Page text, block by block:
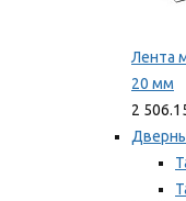
Лента
20 мм
2